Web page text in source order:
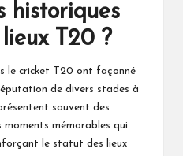
historiques
T20 ?
le cricket T20 ont façonné
de divers stades à
souvent des
mémorables qui
le statut des lieux